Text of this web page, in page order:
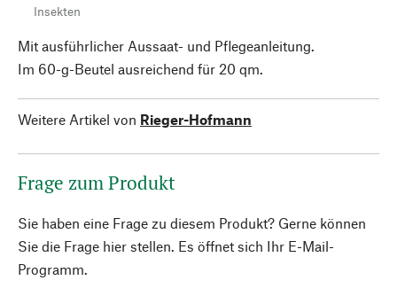
Insekten
Mit ausführlicher Aussaat- und Pflegeanleitung.
Im 60-g-Beutel ausreichend für 20 qm.
Weitere Artikel von Rieger-Hofmann
Frage zum Produkt
Sie haben eine Frage zu diesem Produkt? Gerne können
Sie die Frage hier stellen. Es öffnet sich Ihr E-Mail-
Programm.